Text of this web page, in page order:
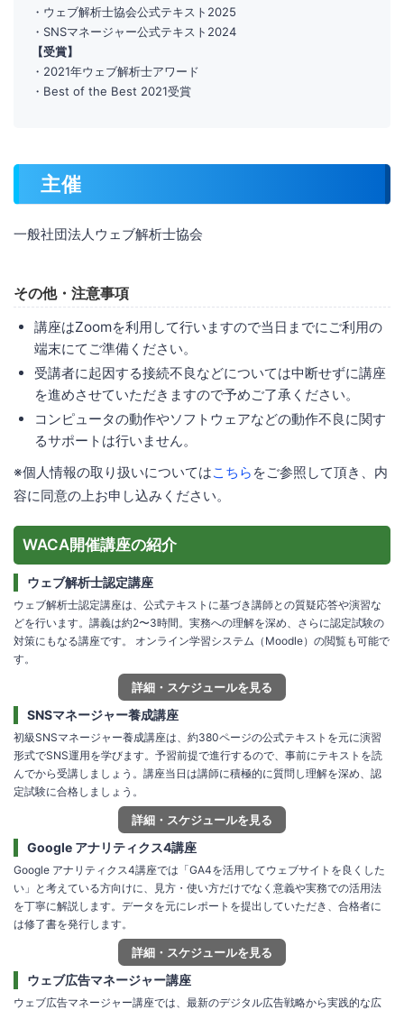
・ウェブ解析士協会公式テキスト2025
・SNSマネージャー公式テキスト2024
【受賞】
・2021年ウェブ解析士アワード
・Best of the Best 2021受賞
主催
一般社団法人ウェブ解析士協会
その他・注意事項
講座はZoomを利用して行いますので当日までにご利用の
端末にてご準備ください。
受講者に起因する接続不良などについては中断せずに講座
を進めさせていただきますので予めご了承ください。
コンピュータの動作やソフトウェアなどの動作不良に関す
るサポートは行いません。
※個人情報の取り扱いについてはこちら をご参照して頂き、内
容に同意の上お申し込みください。
WACA開催講座の紹介
ウェブ解析士認定講座
ウェブ解析士認定講座は、公式テキストに基づき講師との質疑応答や演習な
どを行います。講義は約2〜3時間。実務への理解を深め、さらに認定試験の
対策にもなる講座です。 オンライン学習システム（Moodle）の閲覧も可能で
す。
詳細・スケジュールを見る
SNSマネージャー養成講座
初級SNSマネージャー養成講座は、約380ページの公式テキストを元に演習
形式でSNS運用を学びます。予習前提で進行するので、事前にテキストを読
んでから受講しましょう。講座当日は講師に積極的に質問し理解を深め、認
定試験に合格しましょう。
詳細・スケジュールを見る
Google アナリティクス4講座
Google アナリティクス4講座では「GA4を活用してウェブサイトを良くした
い」と考えている方向けに、見方・使い方だけでなく意義や実務での活用法
を丁寧に解説します。データを元にレポートを提出していただき、合格者に
は修了書を発行します。
詳細・スケジュールを見る
ウェブ広告マネージャー講座
ウェブ広告マネージャー講座では、最新のデジタル広告戦略から実践的な広